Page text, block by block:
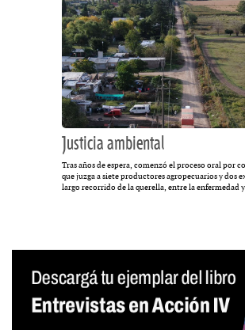
Justicia ambiental
Tras años de espera, comenzó el proceso oral por
que juzga a siete productores agropecuarios y dos
largo recorrido de la querella, entre la enfermedad